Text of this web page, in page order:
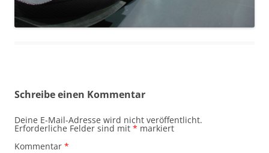
Schreibe einen Kommentar
Deine E-Mail-Adresse wird nicht veröffentlicht.
Erforderliche Felder sind mit * markiert
Kommentar *